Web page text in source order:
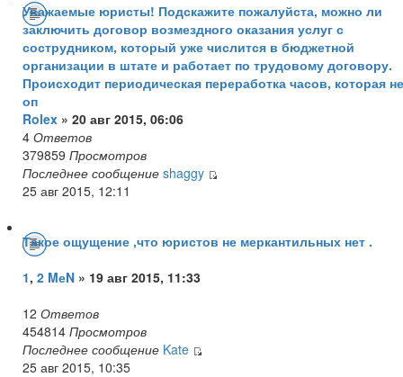
Уважаемые юристы! Подскажите пожалуйста, можно ли
заключить договор возмездного оказания услуг с
сострудником, который уже числится в бюджетной
организации в штате и работает по трудовому договору.
Происходит периодическая переработка часов, которая не
оп
Rolex » 20 авг 2015, 06:06
4 Ответов
379859 Просмотров
Последнее сообщение shaggy
25 авг 2015, 12:11
Такое ощущение ,что юристов не меркантильных нет .
1, 2 MеN » 19 авг 2015, 11:33
12 Ответов
454814 Просмотров
Последнее сообщение Kate
25 авг 2015, 10:35